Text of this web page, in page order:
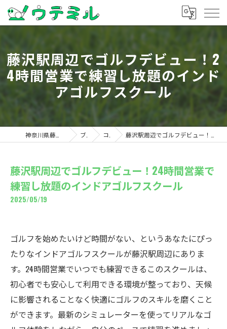
藤沢駅周辺でゴルフデビュー！2
4時間営業で練習し放題のインド
アゴルフスクール
ブログ コラム 藤沢駅周辺でゴルフデビュー！24時間営業で練習し放題のインドアゴルフスクール
藤沢駅周辺でゴルフデビュー！24時間営業で
練習し放題のインドアゴルフスクール
2025/05/19
ゴルフを始めたいけど時間がない、というあなたにぴっ
たりなインドアゴルフスクールが藤沢駅周辺にありま
す。24時間営業でいつでも練習できるこのスクールは、
初心者でも安心して利用できる環境が整っており、天候
に影響されることなく快適にゴルフのスキルを磨くこと
ができます。最新のシミュレーターを使ってリアルなゴ